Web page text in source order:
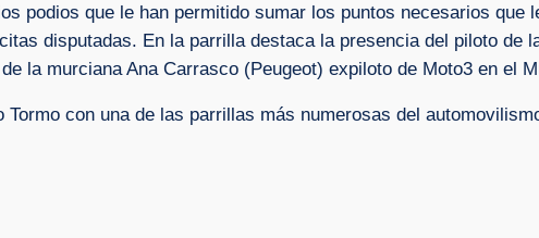
podios que le han permitido sumar los puntos necesarios que
disputadas. En la parrilla destaca la presencia del piloto de
la murciana Ana Carrasco (Peugeot) expiloto de Moto3 en el
con una de las parrillas más numerosas del